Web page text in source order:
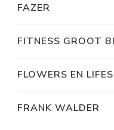
FAZER
FITNESS GROOT
FLOWERS EN
FRANK WALDER